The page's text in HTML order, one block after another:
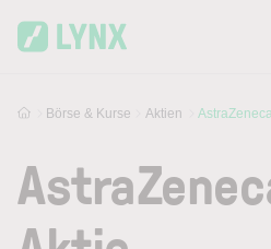
Börse & Kurse Aktien